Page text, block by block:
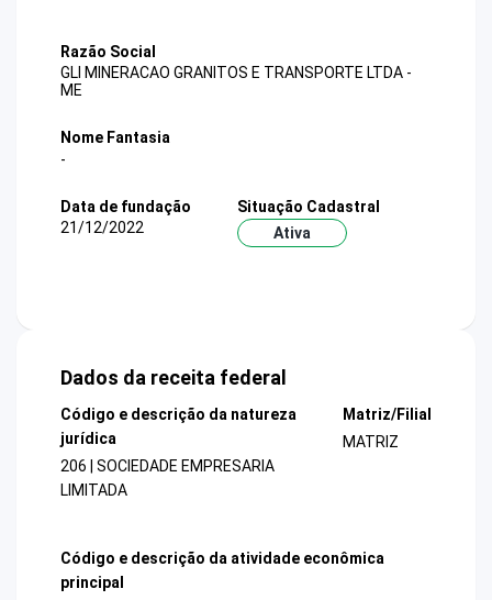
Razão Social
GLI MINERACAO GRANITOS E TRANSPORTE LTDA -
ME
Nome Fantasia
-
Data de fundação
21/12/2022
Situação Cadastral
Ativa
Dados da receita federal
Código e descrição da natureza
jurídica
206 | SOCIEDADE EMPRESARIA
LIMITADA
Matriz/Filial
MATRIZ
Código e descrição da atividade econômica
principal